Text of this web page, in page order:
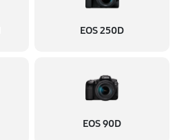
EOS 250D
EOS 90D